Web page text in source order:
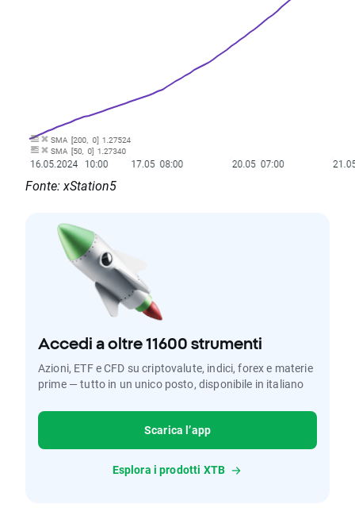
Fonte: xStation5
Accedi a oltre 11600 strumenti
Azioni, ETF e CFD su criptovalute, indici, forex e materie
prime — tutto in un unico posto, disponibile in italiano
Scarica l’app
Esplora i prodotti XTB